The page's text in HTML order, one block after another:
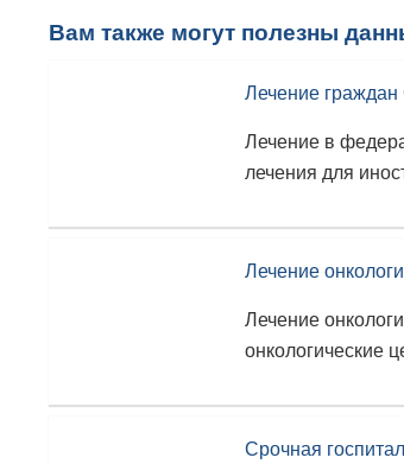
Вам также могут полезны
Лечение
Лечение в
лечения для
Лечение
Лечение
онкологические
Срочная